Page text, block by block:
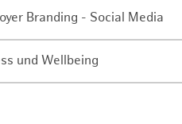
Branding - Social Media
und Wellbeing